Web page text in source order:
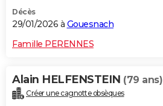
Décès
29/01/2026 à Gouesnach
Famille PERENNES
Alain HELFENSTEIN (79 ans)
Créer une cagnotte obsèques